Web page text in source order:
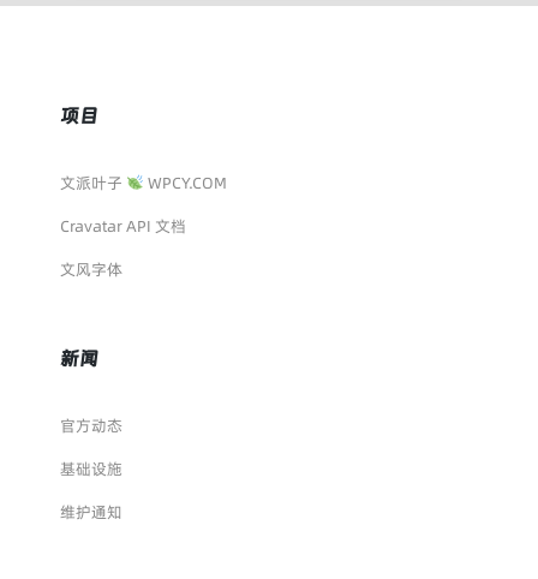
项目
文派叶子
WPCY.COM
Cravatar API 文档
文风字体
新闻
官方动态
基础设施
维护通知